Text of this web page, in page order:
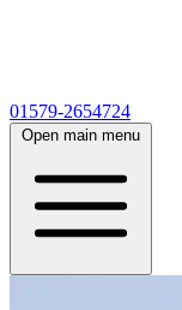
01579-2654724
Open main menu